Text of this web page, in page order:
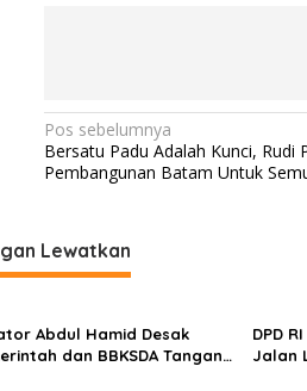
N
a
i
g
s
i
Pos sebelumnya
Bersatu Padu Adalah Kunci, Rudi
Pembangunan Batam Untuk
Lewatkan
Abdul Hamid Desak
dan BBKSDA Tangani
DPD
Jalan